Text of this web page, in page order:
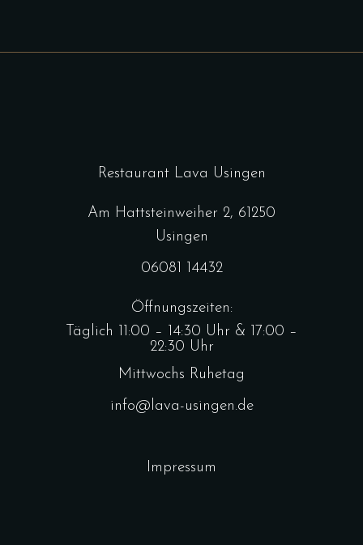
Restaurant Lava Usingen
Am Hattsteinweiher 2, 61250
Usingen
06081 14432
Öffnungszeiten:
Täglich 11:00 – 14:30 Uhr & 17:00 –
22:30 Uhr
Mittwochs Ruhetag
info@lava-usingen.de
Impressum